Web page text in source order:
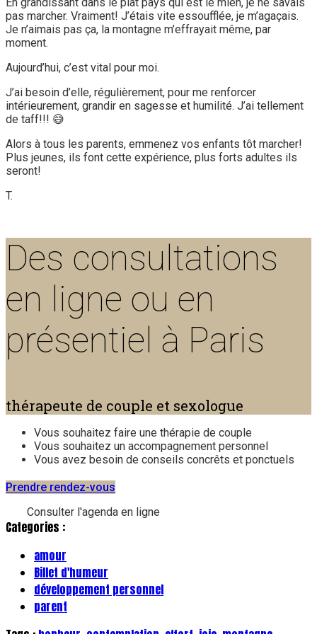
pas marcher. Vraiment! J’étais vite essoufflée, je m’agaçais.
Je n’aimais pas ça, la montagne m’effrayait même, par
moment.
Aujourd’hui, c’est vital pour moi.
J’ai besoin d’elle, régulièrement, pour me renforcer
intérieurement, grandir en sagesse et humilité. J’ai tellement
de taff!!! 😅
Alors à tous les parents, emmenez vos enfants tôt marcher!
Plus jeunes, ils font cette expérience, plus forts adultes ils
seront!
T.
Des consultations
en ligne ou en
présentiel à Paris
thérapeute de couple et sexologue
Vous souhaitez faire une thérapie de couple
Vous souhaitez un accompagnement personnel
Vous avez besoin de conseils concrêts et ponctuels
Prendre rendez-vous
Consulter l'agenda en ligne
Categories :
amour
Billet d'humeur
développement personnel
parent